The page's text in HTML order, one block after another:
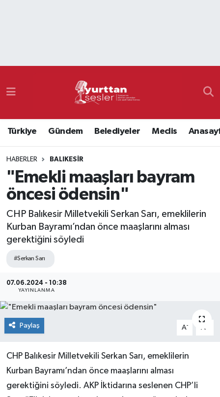
Türkiye Gündem Belediyeler Meclis
HABERLER BALIKESIR
"Emekli maaşları bayram
öncesi ödensin"
CHP Balıkesir Milletvekili Serkan Sarı, emeklilerin
Kurban Bayramı’ndan önce maaşlarını alması
gerektiğini söyledi
#Serkan Sarı
07.06.2024 - 10:38
YAYINLANMA
Paylaş A- A
CHP Balıkesir Milletvekili Serkan Sarı, emeklilerin
Kurban Bayramı’ndan önce maaşlarını alması
gerektiğini söyledi. AKP İktidarına seslenen CHP’li
Namaz Vakitleri
Süper Lig Puan Durumu ve Fikstür
Tüm Manşetler
Son Dakika Haberleri
Haber Arşivi